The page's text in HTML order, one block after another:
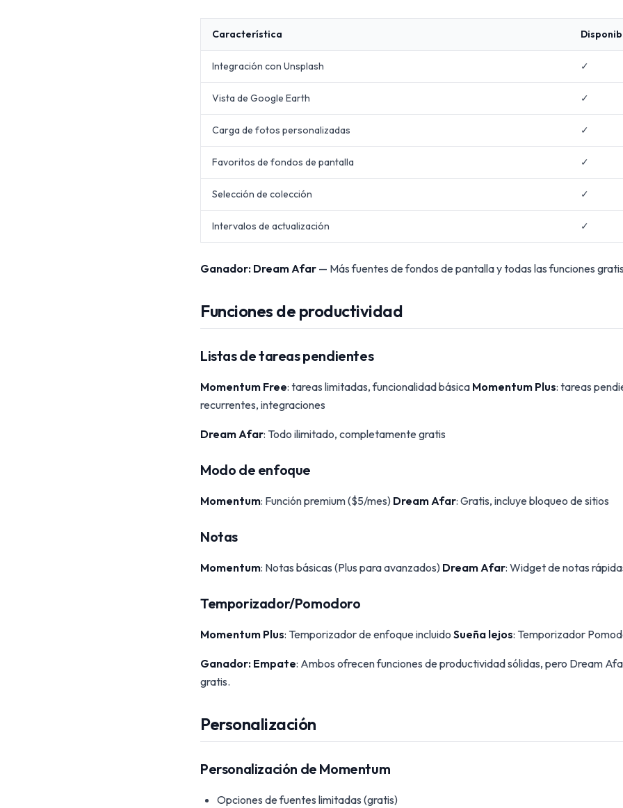
Característica
Integración con Unsplash ✓
Vista de Google Earth ✓
Carga de fotos personalizadas ✓
Favoritos de fondos de pantalla ✓
Selección de colección ✓
Intervalos de actualización ✓
Ganador: Dream Afar — Más fuentes de fondos de pantalla y todas las funciones
Funciones de productividad
Listas de tareas pendientes
Momentum Free: tareas limitadas, funcionalidad básica Momentum Plus: tareas
recurrentes, integraciones
Dream Afar: Todo ilimitado, completamente gratis
Modo de enfoque
Momentum: Función premium ($5/mes) Dream Afar: Gratis, incluye bloqueo de sitios
Notas
Momentum: Notas básicas (Plus para avanzados) Dream Afar: Widget de notas
Temporizador/Pomodoro
Momentum Plus: Temporizador de enfoque incluido Sueña lejos: Temporizador
Ganador: Empate: Ambos ofrecen funciones de productividad sólidas, pero Dream
gratis.
Personalización
Personalización de Momentum
Opciones de fuentes limitadas (gratis)